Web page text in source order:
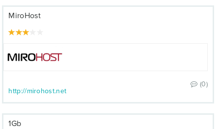
MiroHost
(0)
http://mirohost.net
1Gb